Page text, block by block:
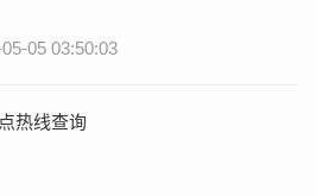
05 03:50:03
热线查询